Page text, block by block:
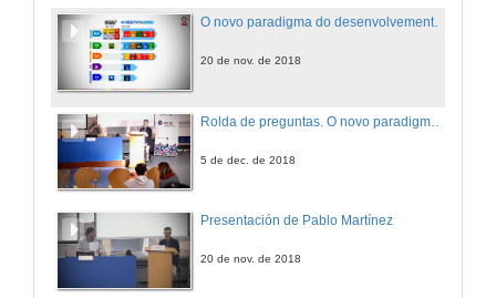
O novo paradigma do desenvolvemento sostible. As chaves do proceso de elaboración da Axenda 2030
20 de nov. de 2018
5 de dec. de 2018
Presentación de Pablo Martínez
20 de nov. de 2018